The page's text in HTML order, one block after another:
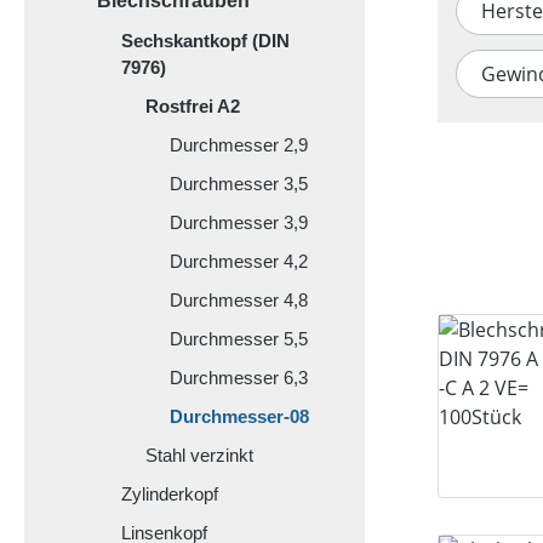
Sechskantkopf (DIN
7976)
Rostfrei A2
Durchmesser 2,9
Durchmesser 3,5
Durchmesser 3,9
Durchmesser 4,2
Durchmesser 4,8
Durchmesser 5,5
Durchmesser 6,3
Durchmesser-08
Stahl verzinkt
Zylinderkopf
Linsenkopf